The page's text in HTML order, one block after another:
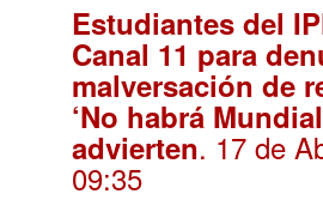
Estudiantes del
Canal 11 para
malversación de
‘No habrá
advierten. 17 de
09:35